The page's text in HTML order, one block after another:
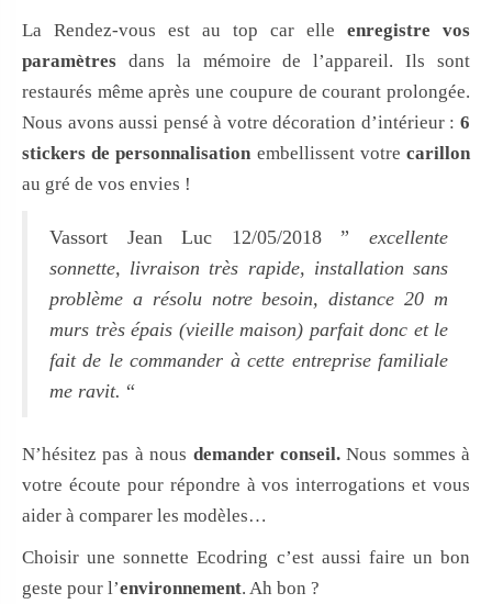
La Rendez-vous est au top car elle enregistre vos
paramètres dans la mémoire de l’appareil. Ils sont
restaurés même après une coupure de courant prolongée.
Nous avons aussi pensé à votre décoration d’intérieur : 6
stickers de personnalisation embellissent votre carillon
au gré de vos envies !
Vassort Jean Luc 12/05/2018 ” excellente
sonnette, livraison très rapide, installation sans
problème a résolu notre besoin, distance 20 m
murs très épais (vieille maison) parfait donc et le
fait de le commander à cette entreprise familiale
me ravit. “
N’hésitez pas à nous demander conseil.Nous sommes à
votre écoute pour répondre à vos interrogations et vous
aider à comparer les modèles…
Choisir une sonnette Ecodring c’est aussi faire un bon
geste pour l’environnement. Ah bon ?